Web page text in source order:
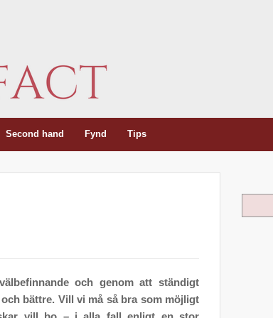
Second hand Fynd Tips
och genom att ständigt
bättre. Vill vi må så bra som möjligt